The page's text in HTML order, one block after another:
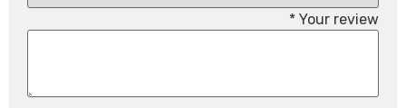
Your review
*